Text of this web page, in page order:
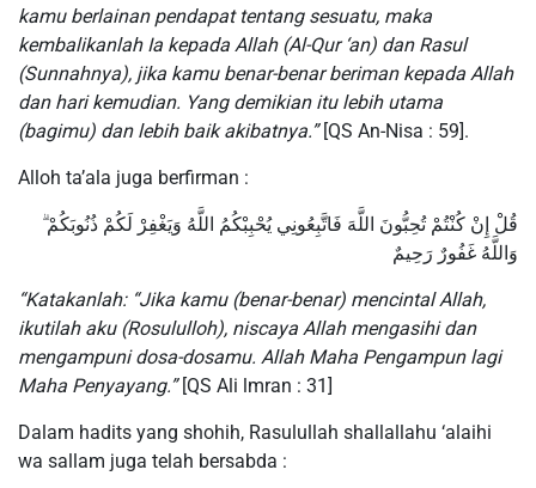
kamu berlainan pendapat tentang sesuatu, maka
kembalikanlah Ia kepada Allah (Al-Qur ‘an) dan Rasul
(Sunnahnya), jika kamu benar-benar beriman kepada Allah
dan hari kemudian. Yang demikian itu lebih utama
(bagimu) dan lebih baik akibatnya.”[QS An-Nisa : 59].
Alloh ta’ala juga berfirman :
قُلْ إِنْ كُنْتُمْ تُحِبُّونَ اللَّهَ فَاتَّبِعُونِي يُحْبِبْكُمُ اللَّهُ وَيَغْفِرْ لَكُمْ ذُنُوبَكُمْ ۗ
وَاللَّهُ غَفُورٌ رَحِيمٌ
“Katakanlah: “Jika kamu (benar-benar) mencintal Allah,
ikutilah aku (Rosululloh), niscaya Allah mengasihi dan
mengampuni dosa-dosamu. Allah Maha Pengampun lagi
Maha Penyayang.”[QS Ali lmran : 31]
Dalam hadits yang shohih, Rasulullah shallallahu ‘alaihi
wa sallam juga telah bersabda :